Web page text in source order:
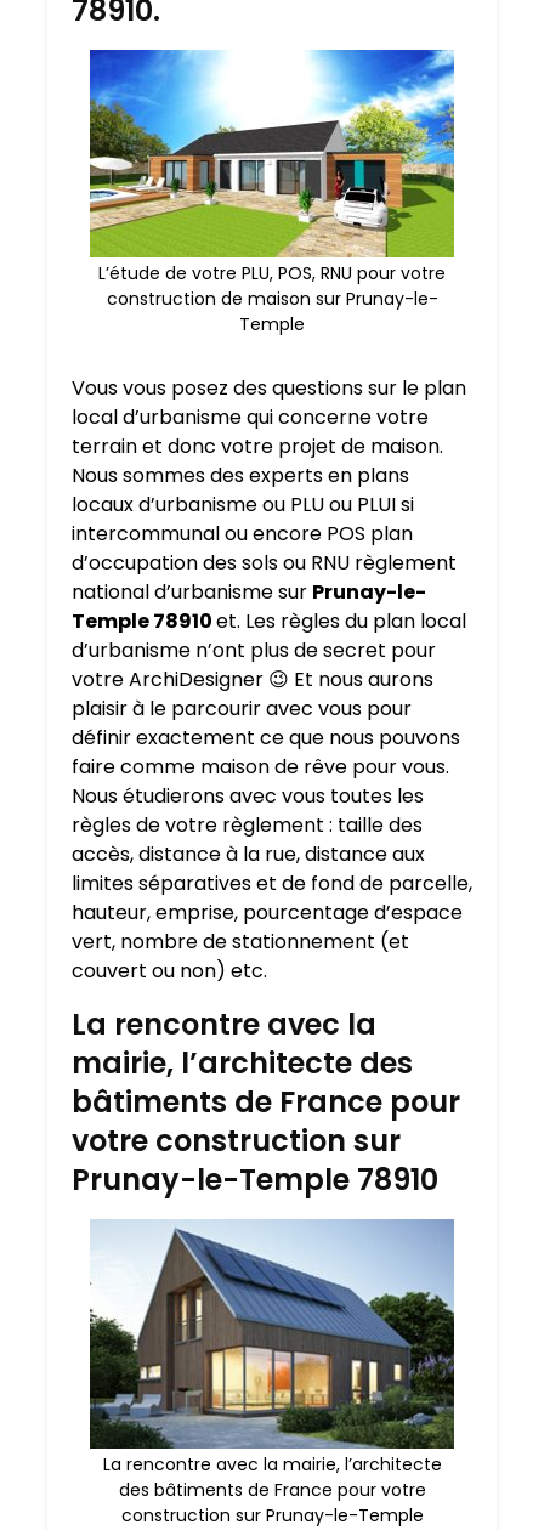
78910.
L’étude de votre PLU, POS, RNU pour votre
construction de maison sur Prunay-le-
Temple
Vous vous posez des questions sur le plan
local d’urbanisme qui concerne votre
terrain et donc votre projet de maison.
Nous sommes des experts en plans
locaux d’urbanisme ou PLU ou PLUI si
intercommunal ou encore POS plan
d’occupation des sols ou RNU règlement
national d’urbanisme sur Prunay-le-
Temple 78910et. Les règles du plan local
d’urbanisme n’ont plus de secret pour
votre ArchiDesigner 😉 Et nous aurons
plaisir à le parcourir avec vous pour
définir exactement ce que nous pouvons
faire comme maison de rêve pour vous.
Nous étudierons avec vous toutes les
règles de votre règlement : taille des
accès, distance à la rue, distance aux
limites séparatives et de fond de parcelle,
hauteur, emprise, pourcentage d’espace
vert, nombre de stationnement (et
couvert ou non) etc.
La rencontre avec la
mairie, l’architecte des
bâtiments de France pour
votre construction sur
Prunay-le-Temple 78910
La rencontre avec la mairie, l’architecte
des bâtiments de France pour votre
construction sur Prunay-le-Temple